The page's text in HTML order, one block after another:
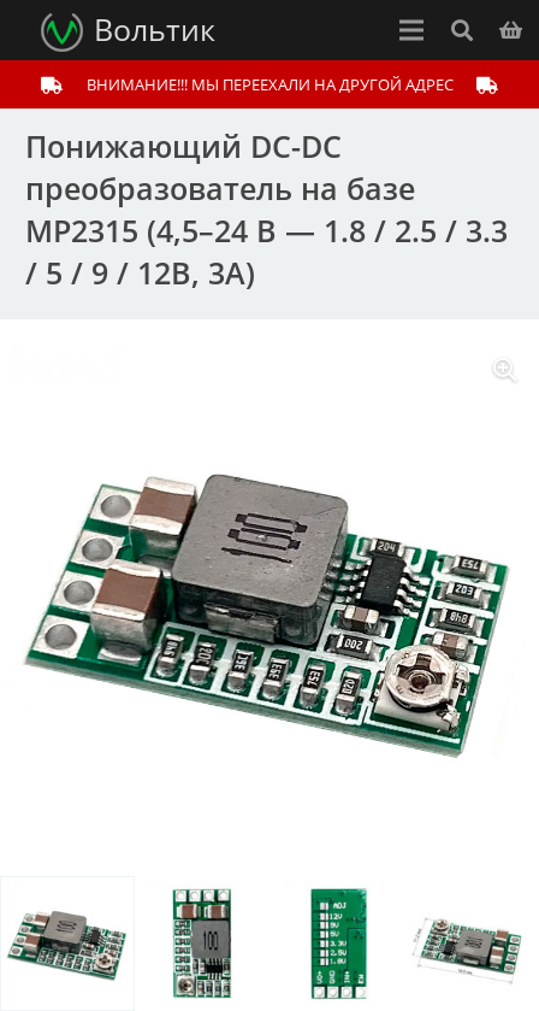
Вольтик
ВНИМАНИЕ!!! МЫ ПЕРЕЕХАЛИ НА ДРУГОЙ АДРЕС
Понижающий DC-DC
преобразователь на базе
MP2315 (4,5–24 В — 1.8 / 2.5 / 3.3
/ 5 / 9 / 12В, 3А)